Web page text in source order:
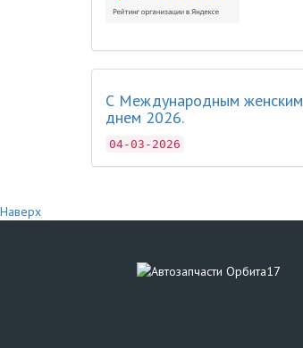
С Международным женским
днем 2026.
04-03-2026
Наверх